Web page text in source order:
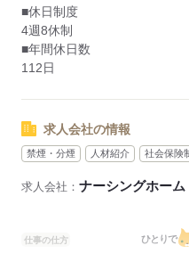
■休日制度
4週8休制
■年間休日数
112日
求人会社の情報
禁煙・分煙 人材紹介 社会保険
求人会社： ナーシングホー
仕事の仕方 ひとりで